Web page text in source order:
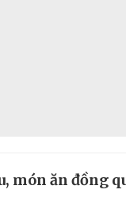
món ăn đồng